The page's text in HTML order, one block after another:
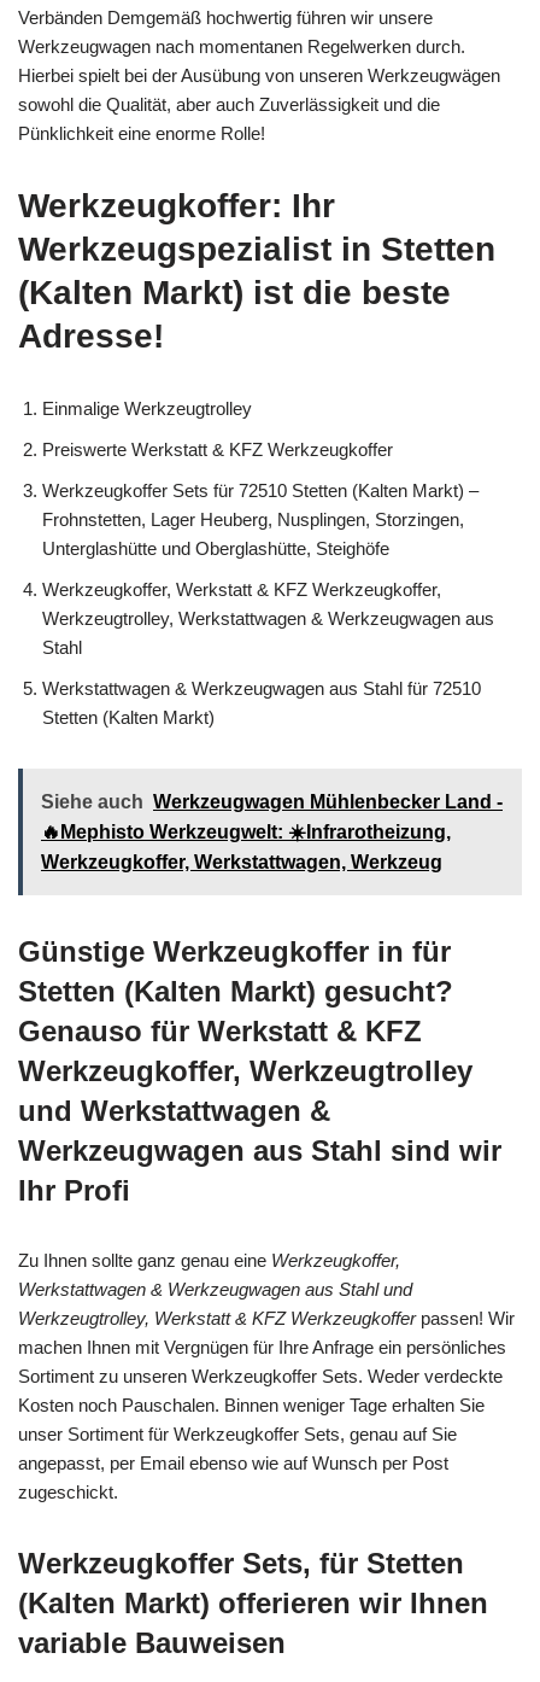
Verbänden Demgemäß hochwertig führen wir unsere
Werkzeugwagen nach momentanen Regelwerken durch.
Hierbei spielt bei der Ausübung von unseren Werkzeugwägen
sowohl die Qualität, aber auch Zuverlässigkeit und die
Pünklichkeit eine enorme Rolle!
Werkzeugkoffer: Ihr
Werkzeugspezialist in Stetten
(Kalten Markt) ist die beste
Adresse!
Einmalige Werkzeugtrolley
Preiswerte Werkstatt & KFZ Werkzeugkoffer
Werkzeugkoffer Sets für 72510 Stetten (Kalten Markt) –
Frohnstetten, Lager Heuberg, Nusplingen, Storzingen,
Unterglashütte und Oberglashütte, Steighöfe
Werkzeugkoffer, Werkstatt & KFZ Werkzeugkoffer,
Werkzeugtrolley, Werkstattwagen & Werkzeugwagen aus
Stahl
Werkstattwagen & Werkzeugwagen aus Stahl für 72510
Stetten (Kalten Markt)
Siehe auch Werkzeugwagen Mühlenbecker Land -
🔥Mephisto Werkzeugwelt: ☀️Infrarotheizung,
Werkzeugkoffer, Werkstattwagen, Werkzeug
Günstige Werkzeugkoffer in für
Stetten (Kalten Markt) gesucht?
Genauso für Werkstatt & KFZ
Werkzeugkoffer, Werkzeugtrolley
und Werkstattwagen &
Werkzeugwagen aus Stahl sind wir
Ihr Profi
Zu Ihnen sollte ganz genau eine Werkzeugkoffer,
Werkstattwagen & Werkzeugwagen aus Stahl und
Werkzeugtrolley, Werkstatt & KFZ Werkzeugkofferpassen! Wir
machen Ihnen mit Vergnügen für Ihre Anfrage ein persönliches
Sortiment zu unseren Werkzeugkoffer Sets. Weder verdeckte
Kosten noch Pauschalen. Binnen weniger Tage erhalten Sie
unser Sortiment für Werkzeugkoffer Sets, genau auf Sie
angepasst, per Email ebenso wie auf Wunsch per Post
zugeschickt.
Werkzeugkoffer Sets, für Stetten
(Kalten Markt) offerieren wir Ihnen
variable Bauweisen